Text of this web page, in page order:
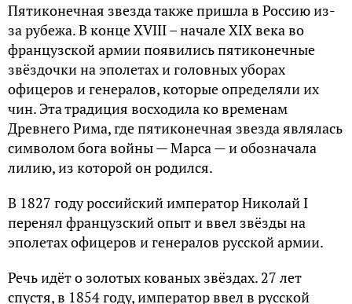
Пятиконечная звезда также пришла в Россию из-
за рубежа. В конце XVIII – начале XIX века во
французской армии появились пятиконечные
звёздочки на эполетах и головных уборах
офицеров и генералов, которые определяли их
чин. Эта традиция восходила ко временам
Древнего Рима, где пятиконечная звезда являлась
символом бога войны — Марса — и обозначала
лилию, из которой он родился.
В 1827 году российский император Николай I
перенял французский опыт и ввел звёзды на
эполетах офицеров и генералов русской армии.
Речь идёт о золотых кованых звёздах. 27 лет
спустя, в 1854 году, император ввел в русской